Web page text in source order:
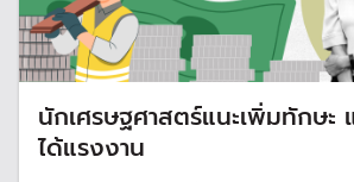
นักเศรษฐศาสตร์แนะเพิ่มทักษะ
ได้แรงงาน